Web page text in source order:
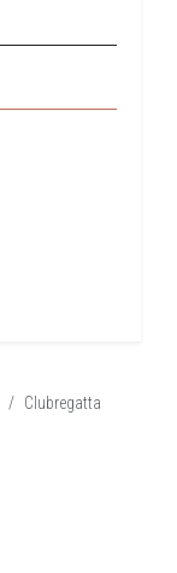
Clubregatta